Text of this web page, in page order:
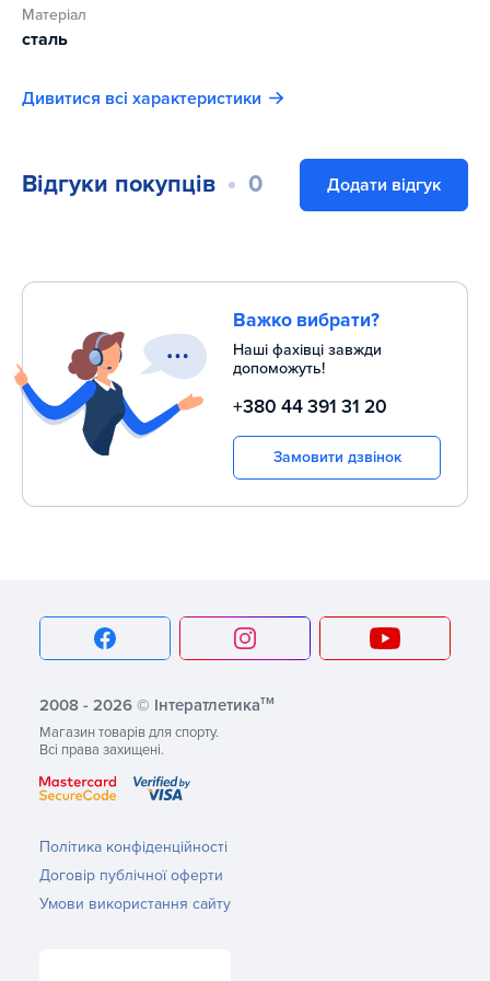
Розбірна турбопіч мала – мобільна польова кухня, яка
Матеріал
сталь
Дивитися всі характеристики
Відгуки покупців 0 Додати відгук
Важко вибрати?
Наші фахівці завжди
допоможуть!
+380 44 391 31 20
Замовити дзвінок
2008 - 2026 © Інтератлетикатм
Магазин товарів для спорту.
Всі права захищені.
Політика конфіденційності
Договір публічної оферти
Умови використання сайту